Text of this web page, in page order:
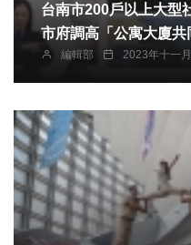
台南市200戶以上大型社區林立 市議
市府調高「公寓大廈共
編輯部 2023年十一